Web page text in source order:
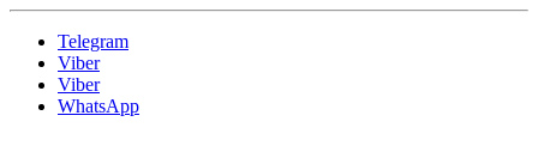
Telegram
Viber
Viber
WhatsApp